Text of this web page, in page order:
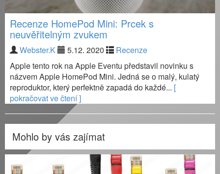
Recenze HomePod Mini: Prcek s
neuvěřitelným zvukem
Webster.K 5.12. 2020
Recenze
Apple tento rok na Apple Eventu představil novinku s
názvem Apple HomePod Mini. Jedná se o malý, kulatý
reproduktor, který perfektně zapadá do každé... [
pokračovat ve čtení ]
Mohlo by vás zajímat